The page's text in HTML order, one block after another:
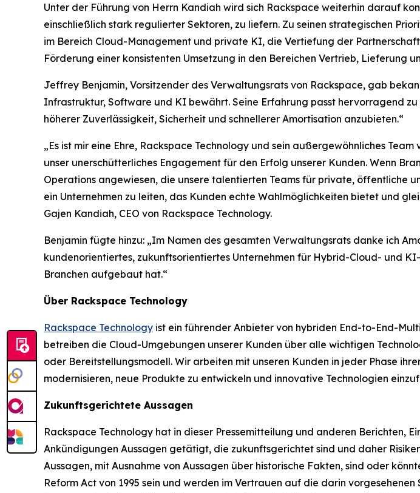
Unter der Führung von Herrn Kandiah wird sich Rackspace weiterhin darauf
einschließlich stark regulierter Sektoren, zu liefern. Zu seinen strategischen
im Bereich Cloud-Management und private KI, die Vertiefung der
Förderung einer konsistenten Umsetzung in den Bereichen Vertrieb, Lieferung
Jeffrey Benjamin, Vorsitzender des Verwaltungsrats von Rackspace, gab
Infrastruktur, Software und KI bewährt. Seine Erfahrung passt hervorragend
höherer Zuverlässigkeit, Sicherheit und schnellerer Amortisation anzubieten.“
„Es ist mir eine Ehre, Rackspace Technology und sein außergewöhnliches
unser unerschütterliches Engagement für den Erfolg unserer Kunden. Wenn
Operations angewiesen, die unsere talentierten Teams für private, öffentliche
ein Unternehmen zu leiten, das Kunden echte Wahlmöglichkeiten bietet und
Gajen Kandiah, CEO von Rackspace Technology.
Benjamin fügte hinzu: „Im Namen des gesamten Verwaltungsrats danke ich
kundenorientiertes, zukunftsorientiertes Unternehmen für Hybrid-Cloud- und
Branchen aufgebaut hat.“
Über Rackspace Technology
Rackspace Technology ist ein führender Anbieter von hybriden End-to-End-
betreiben die Cloud-Umgebungen unserer Kunden über alle wichtigen
oder Bereitstellungsmodell. Wir arbeiten mit unseren Kunden in jeder Phase
modernisieren, neue Produkte zu entwickeln und innovative Technologien
Zukunftsgerichtete Aussagen
Rackspace Technology hat in dieser Pressemitteilung und anderen Berichten,
Ankündigungen Aussagen getätigt, die zukunftsgerichtet sind und daher
Aussagen, mit Ausnahme von Aussagen über historische Fakten, sind oder
Reform Act von 1995 sein und werden im Vertrauen auf die darin